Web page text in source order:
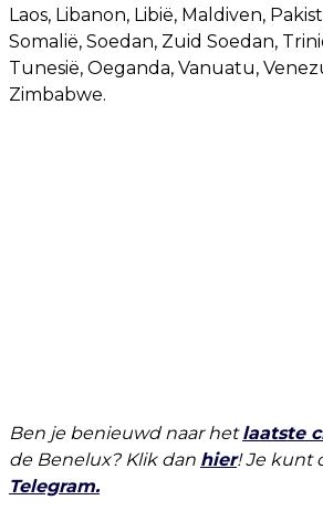
Laos, Libanon, Libië, Maldiven,
Somalië, Soedan, Zuid Soedan,
Tunesië, Oeganda, Vanuatu,
Zimbabwe.
Ben je benieuwd naar hetlaatste
de Benelux? Klik dan hier! Je kunt
Telegram.